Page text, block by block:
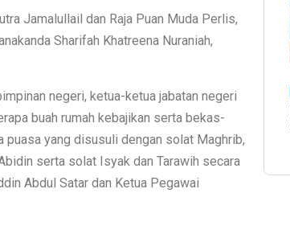
Jamalullail dan Raja Puan Muda Perlis,
Sharifah Khatreena Nuraniah,
negeri, ketua-ketua jabatan negeri
buah rumah kebajikan serta bekas-
puasa yang disusuli dengan solat Maghrib,
serta solat Isyak dan Tarawih secara
Abdul Satar dan Ketua Pegawai